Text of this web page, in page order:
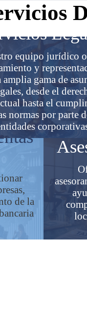
equipo jurídico
y
amplia gama de
desde el
hasta el
normas por parte
de la